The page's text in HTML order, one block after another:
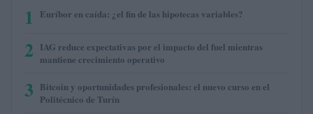
1 Euríbor en caída: ¿el fin de las hipotecas variables?
2 IAG reduce expectativas por el impacto del fuel mientras
mantiene crecimiento operativo
3 Bitcoin y oportunidades profesionales: el nuevo curso en el
Politécnico de Turín